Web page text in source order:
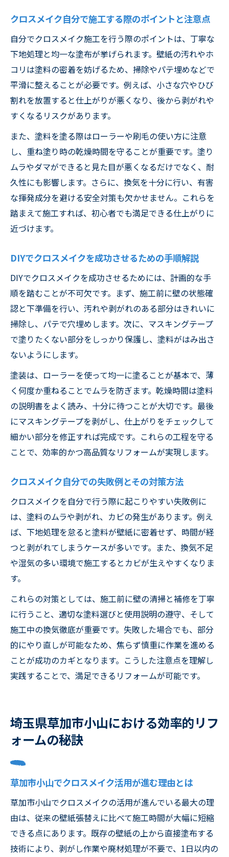
クロスメイク自分で施工する際のポイントと注意点
自分でクロスメイク施工を行う際のポイントは、丁寧な
下地処理と均一な塗布が挙げられます。壁紙の汚れやホ
コリは塗料の密着を妨げるため、掃除やパテ埋めなどで
平滑に整えることが必要です。例えば、小さな穴やひび
割れを放置すると仕上がりが悪くなり、後から剥がれや
すくなるリスクがあります。
また、塗料を塗る際はローラーや刷毛の使い方に注意
し、重ね塗り時の乾燥時間を守ることが重要です。塗り
ムラやダマができると見た目が悪くなるだけでなく、耐
久性にも影響します。さらに、換気を十分に行い、有害
な揮発成分を避ける安全対策も欠かせません。これらを
踏まえて施工すれば、初心者でも満足できる仕上がりに
近づけます。
DIYでクロスメイクを成功させるための手順解説
DIYでクロスメイクを成功させるためには、計画的な手
順を踏むことが不可欠です。まず、施工前に壁の状態確
認と下準備を行い、汚れや剥がれのある部分はきれいに
掃除し、パテで穴埋めします。次に、マスキングテープ
で塗りたくない部分をしっかり保護し、塗料がはみ出さ
ないようにします。
塗装は、ローラーを使って均一に塗ることが基本で、薄
く何度か重ねることでムラを防ぎます。乾燥時間は塗料
の説明書をよく読み、十分に待つことが大切です。最後
にマスキングテープを剥がし、仕上がりをチェックして
細かい部分を修正すれば完成です。これらの工程を守る
ことで、効率的かつ高品質なリフォームが実現します。
クロスメイク自分での失敗例とその対策方法
クロスメイクを自分で行う際に起こりやすい失敗例に
は、塗料のムラや剥がれ、カビの発生があります。例え
ば、下地処理を怠ると塗料が壁紙に密着せず、時間が経
つと剥がれてしまうケースが多いです。また、換気不足
や湿気の多い環境で施工するとカビが生えやすくなりま
す。
これらの対策としては、施工前に壁の清掃と補修を丁寧
に行うこと、適切な塗料選びと使用説明の遵守、そして
施工中の換気徹底が重要です。失敗した場合でも、部分
的にやり直しが可能なため、焦らず慎重に作業を進める
ことが成功のカギとなります。こうした注意点を理解し
実践することで、満足できるリフォームが可能です。
埼玉県草加市小山における効率的リフ
ォームの秘訣
草加市小山でクロスメイク活用が進む理由とは
草加市小山でクロスメイクの活用が進んでいる最大の理
由は、従来の壁紙張替えに比べて施工時間が大幅に短縮
できる点にあります。既存の壁紙の上から直接塗布する
技術により、剥がし作業や廃材処理が不要で、1日以内の